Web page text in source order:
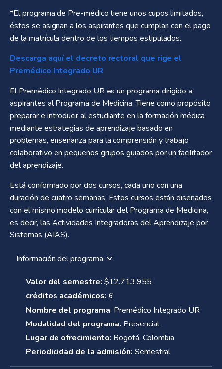
*El programa de Pre-médico tiene unos cupos limitados,
éstos se asignan a los aspirantes que cumplan con el pago
de la matrícula dentro de los tiempos estipulados.
Descarga aquí el decreto rectoral que rige el
Premédico Integrado UR
El Premédico Integrado UR es un programa dirigido a
aspirantes al Programa de Medicina. Tiene como propósito
preparar e introducir al estudiante en la formación médica
mediante estrategias de aprendizaje basado en
problemas, enseñanza para la comprensión y trabajo
colaborativo en pequeños grupos guiados por un facilitador
del aprendizaje.
Está conformado por dos cursos, cada uno con una
duración de cuatro semanas. Estos cursos están diseñados
con el mismo modelo curricular del Programa de Medicina,
es decir, las Actividades Integradoras del Aprendizaje por
Sistemas (AIAS).
Información del programa.
Valor del semestre: $12.713.955
créditos académicos: 6
Nombre del programa: Premédico Integrado UR
Modalidad del programa: Presencial
Lugar de ofrecimiento: Bogotá, Colombia
Periodicidad de la admisión: Semestral